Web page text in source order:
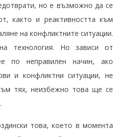
но е възможно да се
както и реактивността към
на конфликтните ситуации.
технология. Но зависи от
по неправилен начин, ако
и конфликтни ситуации, не
тях, неизбежно това ще се
това, което в момента